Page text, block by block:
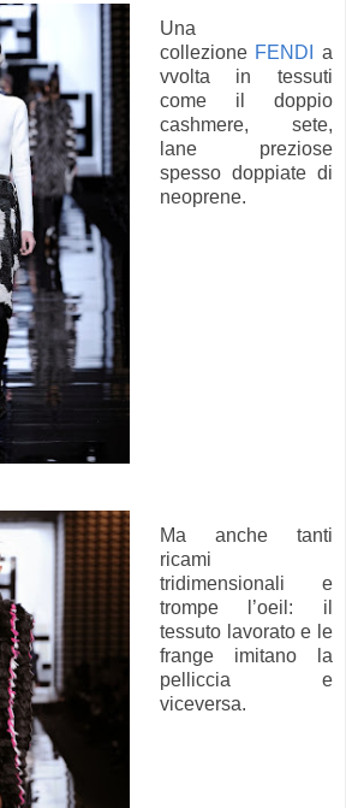
Una
collezione FENDI
a
vvolta in tessuti
come il doppio
cashmere, sete,
lane preziose
spesso doppiate di
neoprene.
Ma anche tanti
ricami
tridimensionali e
trompe l’oeil: il
tessuto lavorato e le
frange imitano la
pelliccia e
viceversa.